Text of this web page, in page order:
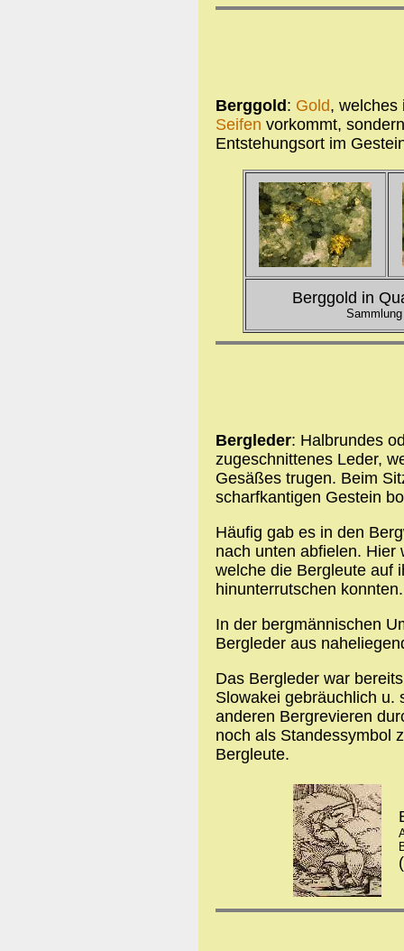
Berggold: Gold,
Seifen vorkommt,
Entstehungsort im
Berggold in
Bergleder: Halbrundes
zugeschnittenes Leder,
Gesäßes trugen. Beim
scharfkantigen Gestein
Häufig gab es in den
nach unten abfielen. Hier
welche die Bergleute auf
hinunterrutschen konnten.
In der bergmännischen
Bergleder aus
Das Bergleder war
Slowakei gebräuchlich u.
anderen Bergrevieren
noch als Standessymbol
Bergleute.
(